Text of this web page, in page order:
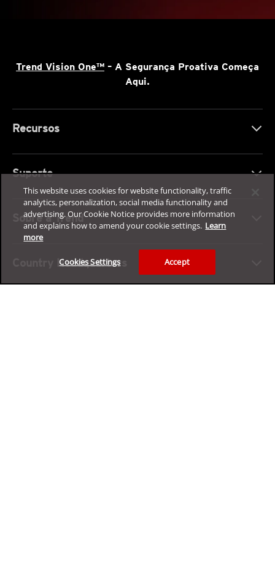
Trend Vision One™ – A Segurança Proativa Começa
Aqui.
Recursos
Suporte
Sobre a Trend
Country Headquarters
This website uses cookies for website functionality, traffic
analytics, personalization, social media functionality and
advertising. Our Cookie Notice provides more information
and explains how to amend your cookie settings. Learn
more
Cookies Settings Accept